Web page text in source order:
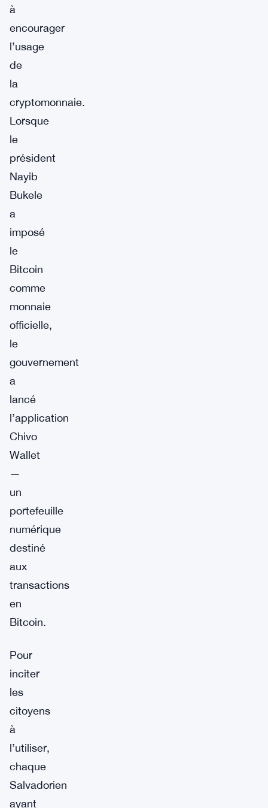
à
encourager
l’usage
de
la
cryptomonnaie.
Lorsque
le
président
Nayib
Bukele
a
imposé
le
Bitcoin
comme
monnaie
officielle,
le
gouvernement
a
lancé
l’application
Chivo
Wallet
—
un
portefeuille
numérique
destiné
aux
transactions
en
Bitcoin.
Pour
inciter
les
citoyens
à
l’utiliser,
chaque
Salvadorien
ayant